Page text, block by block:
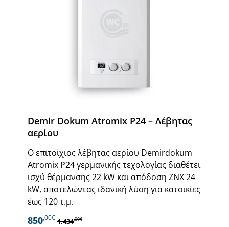
Demir Dokum Atromix P24 – Λέβητας
αερίου
Ο επιτοίχιος λέβητας αερίου Demirdokum
Atromix P24 γερμανικής τεχολογίας διαθέτει
ισχύ θέρμανσης 22 kW και απόδοση ΖΝΧ 24
kW, αποτελώντας ιδανική λύση για κατοικίες
έως 120 τ.μ.
850,00€ 1.434,00€